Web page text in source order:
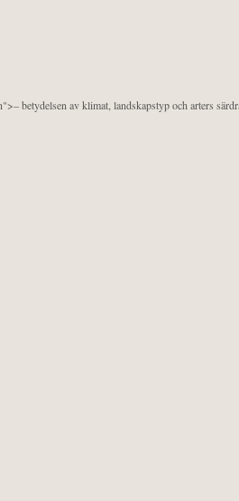
betydelsen av klimat, landskapstyp och arters